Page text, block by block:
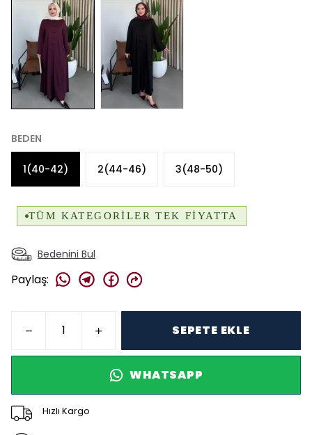
BEDEN
1(40-42) 2(44-46) 3(48-50)
Bedenini Bul
Paylaş:
SEPETE EKLE
WHATSAPP
Hızlı Kargo